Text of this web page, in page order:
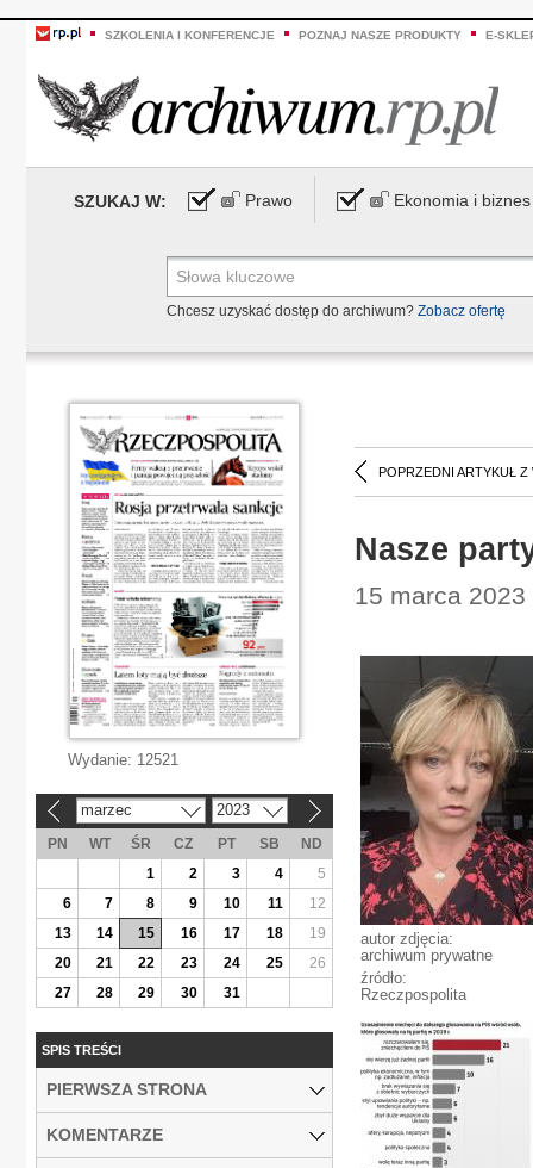
SZKOLENIA I KONFERENCJE POZNAJ NASZE PRODUKTY E-
SZUKAJ W: Prawo Ekonomia i biznes
Chcesz uzyskać dostęp do archiwum? Zobacz ofertę
POPRZEDNI ARTYKUŁ Z
Nasze
15 marca
autor zdjęcia:
archiwum prywatne
źródło:
Rzeczpospolita
Wydanie: 12521
marzec 2023
PN WT ŚR CZ PT SB
ND
1
2 3 4
5
6
7 8 9 10 11
12
13
14 15 16 17 18
19
20
21 22 23 24 25
26
27
28 29 30 31
SPIS TREŚCI
PIERWSZA STRONA
KOMENTARZE